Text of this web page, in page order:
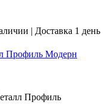
| Доставка 1 день
Профиль Модерн
Профиль